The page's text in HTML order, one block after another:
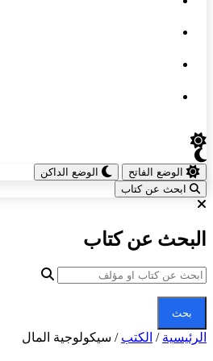
الوضع الفاتح
الوضع الداكن
ابحث عن كتاب
البحث عن كتاب
بحث
الرئيسية / الكتب / سيكولوجية المال